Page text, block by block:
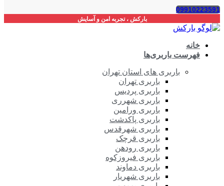
09910223591
بارکش ، تجربه امن و آسایش
خانه
فهرست باربری‌ها
باربری های استان تهران
باربری تهران
باربری پردیس
باربری شهرری
باربری ورامین
باربری پاکدشت
باربری شهرقدس
باربری قرچک
باربری رودهن
باربری فیروزکوه
باربری دماوند
باربری شهریار